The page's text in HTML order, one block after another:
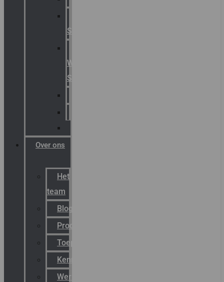
Signaling
Warning
Signals
Over ons
Het
team
Blog
Productnieuws
Toepassingen
Kenniscentrum
Werken